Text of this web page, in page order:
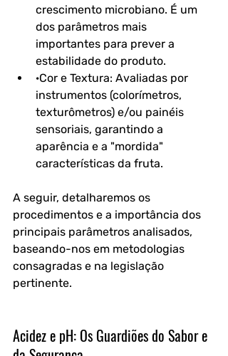
crescimento microbiano. É um
dos parâmetros mais
importantes para prever a
estabilidade do produto.
·Cor e Textura: Avaliadas por
instrumentos (colorímetros,
texturômetros) e/ou painéis
sensoriais, garantindo a
aparência e a "mordida"
características da fruta.
A seguir, detalharemos os
procedimentos e a importância dos
principais parâmetros analisados,
baseando-nos em metodologias
consagradas e na legislação
pertinente.
Acidez e pH: Os Guardiões do Sabor e